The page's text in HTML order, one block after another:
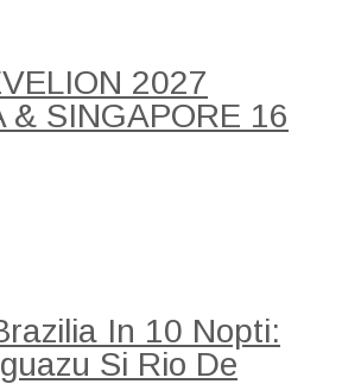
2027
& SINGAPORE 16
In 10 Nopti:
Si Rio De